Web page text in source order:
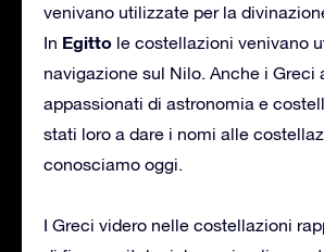
venivano utilizzate per la
In Egitto le costellazioni venivano
navigazione sul Nilo. Anche i Greci
appassionati di astronomia e
stati loro a dare i nomi alle
conosciamo oggi.
I Greci videro nelle costellazioni